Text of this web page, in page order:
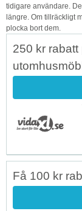
tidigare användare.
längre. Om tillräckligt
plocka bort dem.
250 kr
Få 100 kr